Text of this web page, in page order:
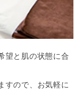
望と肌の状態に合
すので、お気軽に